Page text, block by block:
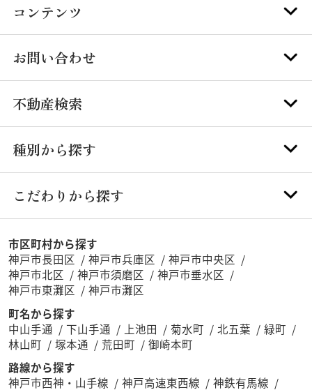
コンテンツ
お問い合わせ
不動産検索
種別から探す
こだわりから探す
市区町村から探す
神戸市長田区
神戸市兵庫区
神戸市中央区
神戸市北区
神戸市須磨区
神戸市垂水区
神戸市東灘区
神戸市灘区
町名から探す
中山手通
下山手通 上池田 菊水町 北五葉
緑町
林山町
塚本通 荒田町
御崎本町
路線から探す
神戸市西神・山手線
神戸高速東西線 神鉄有馬線